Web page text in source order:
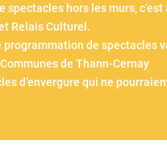
hors les murs,
Relais Culturel.
programmation de
de Thann-Cernay
d’envergure qui ne